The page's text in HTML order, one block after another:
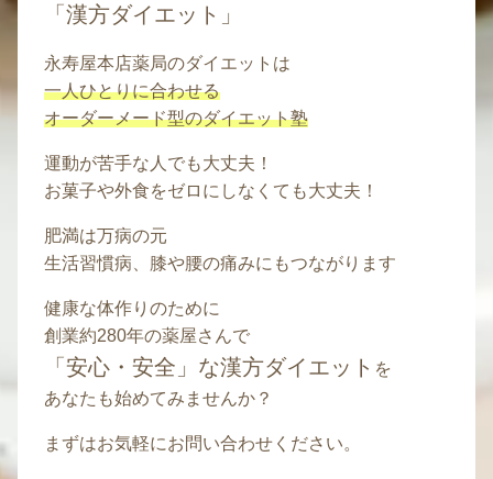
「漢方ダイエット」
永寿屋本店薬局のダイエットは
一人ひとりに合わせる
オーダーメード型のダイエット塾
運動が苦手な人でも大丈夫！
お菓子や外食をゼロにしなくても大丈夫！
肥満は万病の元
生活習慣病、膝や腰の痛みにもつながります
健康な体作りのために
創業約280年の薬屋さんで
「安心・安全」な漢方ダイエット を
あなたも始めてみませんか？
まずはお気軽にお問い合わせください。